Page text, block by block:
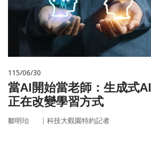
115/06/30
當AI開始當老師：生成式AI
正在改變學習方式
鄒明珆 ｜ 科技大觀園特約記者